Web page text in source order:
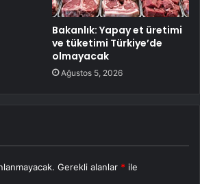
Bakanlık: Yapay et üretimi
ve tüketimi Türkiye’de
olmayacak
Ağustos 5, 2026
Gerekli alanlar * ile